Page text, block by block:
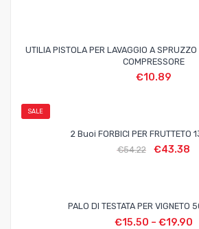
UTILIA PISTOLA PER LAVAGGIO A SPRUZZO
COMPRESSORE
€10.89
SALE
2 Buoi FORBICI PER FRUTTETO
€54.22 €43.38
PALO DI TESTATA PER VIGNETO
€15.50 – €19.90